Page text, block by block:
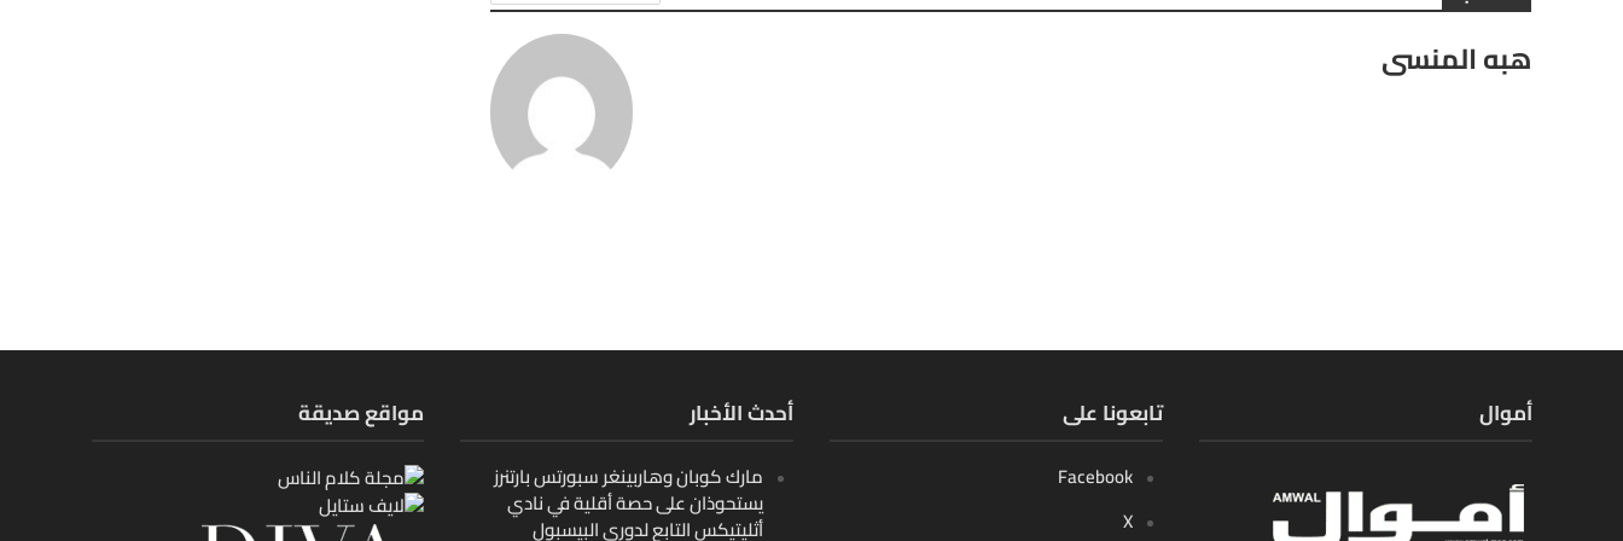
هبه المنسى
مواقع صديقة أحدث الأخبار
مارك كوبان وهاربينغر سبورتس بارتنرز
يستحوذان على حصة أقلية في نادي
أثليتيكس التابع لدوري البيسبول
تابعونا على
Facebook
X
أموال